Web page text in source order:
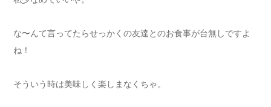
な〜んて言ってたらせっかくの友達とのお食事が台無しですよ
ね！
そういう時は美味しく楽しまなくちゃ。